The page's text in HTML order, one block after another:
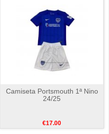
Camiseta Portsmouth 1ª Nino
24/25
€17.00